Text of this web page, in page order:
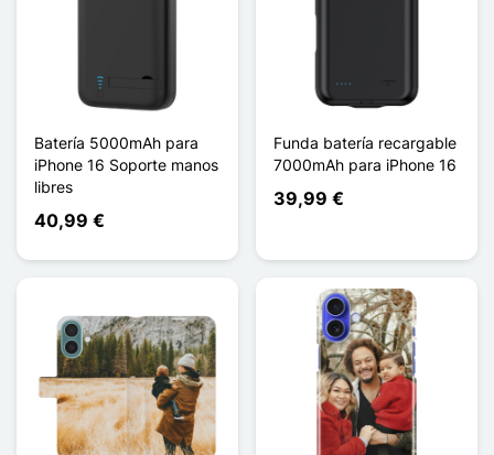
Batería 5000mAh para
iPhone 16 Soporte manos
libres
40,99 €
Funda batería recargable
7000mAh para iPhone 16
39,99 €